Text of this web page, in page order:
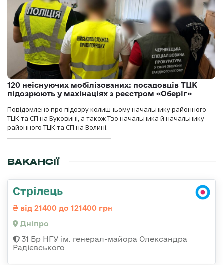
120 неіснуючих мобілізованих: посадовців ТЦК
підозрюють у махінаціях з реєстром «Оберіг»
Повідомлено про підозру колишньому начальнику районного
ТЦК та СП на Буковині, а також Тво начальника й начальнику
районного ТЦК та СП на Волині.
ВАКАНСІЇ
Стрілець
від 21400 до 121400 грн
Дніпро
31 Бр НГУ ім. генерал-майора Олександра
Радієвського